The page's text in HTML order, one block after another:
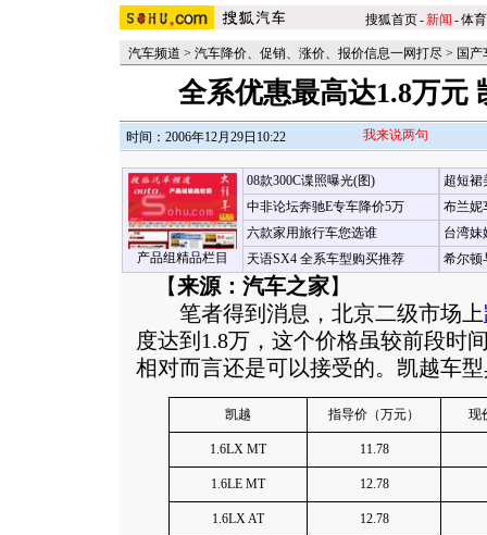
搜狐首页-新闻 -体育
汽车频道 > 汽车降价、促销、涨价、报价信息一网打尽 > 国产
全系优惠最高达1.8万元
时间：2006年12月29日10:22 我来说两句
产品组精品栏目
08款300C谍照曝光(图)
中非论坛奔驰E专车降价5万
六款家用旅行车您选谁
天语SX4 全系车型购买推荐
超短裙
布兰妮
台湾妹
希尔顿
【来源：汽车之家】
笔者得到消息，北京二级市场上
度达到1.8万，这个价格虽较前段时
相对而言还是可以接受的。凯越车
凯越 指导价（万元） 现
1.6LX MT 11.78
1.6LE MT 12.78
1.6LX AT 12.78